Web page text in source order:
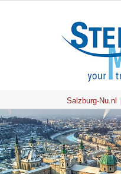
Salzburg-Nu.nl